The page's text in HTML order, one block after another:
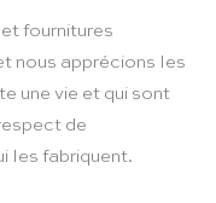
fournitures
nous apprécions les
une vie et qui sont
de
les fabriquent.